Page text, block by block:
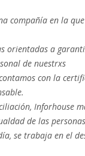
compañía en la
orientadas a
de nuestrxs
con la
Inforhouse
de las
se trabaja en el